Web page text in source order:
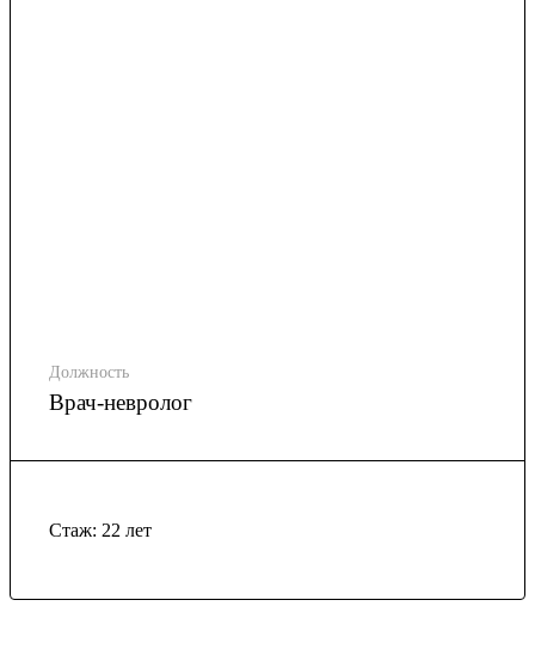
Должность
Врач-невролог
Стаж: 22 лет